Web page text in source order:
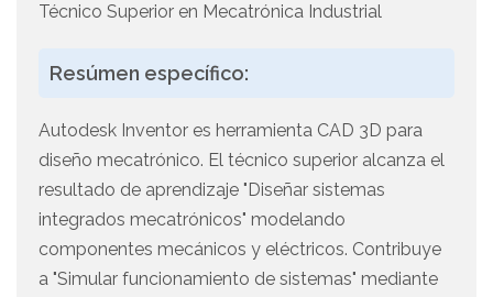
Técnico Superior en Mecatrónica Industrial
Resúmen específico:
Autodesk Inventor es herramienta CAD 3D para
diseño mecatrónico. El técnico superior alcanza el
resultado de aprendizaje "Diseñar sistemas
integrados mecatrónicos" modelando
componentes mecánicos y eléctricos. Contribuye
a "Simular funcionamiento de sistemas" mediante